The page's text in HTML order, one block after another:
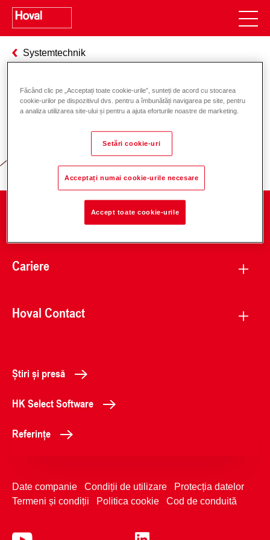
Systemtechnik
Responsabilitate pentru energie și
mediu
Cariere
Hoval Contact
Știri și presă
HK Select Software
Referințe
Date companie Condiții de utilizare
Protecția datelor
Termeni și condiții
Politica cookie Cod de conduită
Făcând clic pe „Acceptați toate cookie-urile”, sunteți de acord cu stocarea
cookie-urilor pe dispozitivul dvs. pentru a îmbunătăți navigarea pe site, pentru
a analiza utilizarea site-ului și pentru a ajuta eforturile noastre de marketing.
Setări cookie-uri
Acceptați numai cookie-urile necesare
Accept toate cookie-urile